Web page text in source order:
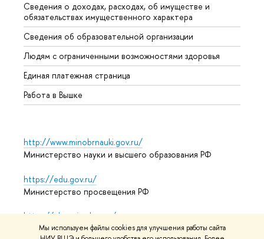
Мы используем файлы cookies для улучшения работы сайта
Сведения о доходах, расходах, об имуществе и
обязательствах имущественного характера
Сведения об образовательной организации
Людям с ограниченными возможностями здоровья
Единая платежная страница
Работа в Вышке
http://www.minobrnauki.gov.ru/
Министерство науки и высшего образования РФ
https://edu.gov.ru/
Министерство просвещения РФ
https://elearning.hse.ru/mooc
Массовые открытые онлайн-курсы